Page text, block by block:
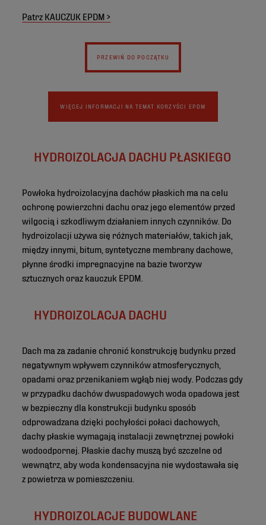
Patrz KAUCZUK EPDM >
PRZEWIŃ DO POCZĄTKU
WIĘCEJ INFORMACJI NA TEMAT KORZYŚCI EPDM
HYDROIZOLACJA DACHU PŁASKIEGO
Powłoka hydroizolacyjna dachów płaskich ma na celu
ochronę powierzchni dachu oraz jego elementów przed
wilgocią i szkodliwym działaniem innych czynników. Do
hydroizolacji używa się różnych materiałów, takich jak,
między innymi, bitum, syntetyczne membrany dachowe,
płynne środki impregnacyjne na bazie tworzyw
sztucznych oraz kauczuk EPDM.
HYDROIZOLACJA DACHU
Dach ma za zadanie chronić konstrukcję budynku przed
negatywnym wpływem czynników atmosferycznych,
opadami oraz przenikaniem wgłąb niej wody. Podczas gdy
w przypadku dachów dwuspadowych woda opadowa jest
w bezpieczny dla konstrukcji budynku sposób
odprowadzana dzięki pochyłości połaci dachowych,
dachy płaskie wymagają instalacji zewnętrznej powłoki
wodoodpornej. Płaskie dachy muszą być szczelne od
wewnątrz, aby woda kondensacyjna nie wydostawała się
z powietrza w pomieszczeniu.
HYDROIZOLACJE BUDOWLANE